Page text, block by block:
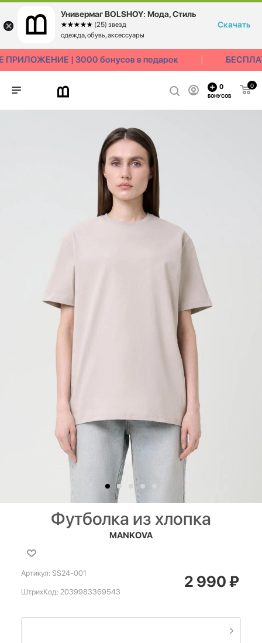
| 3000 бонусов в подарок
0
0
БОНУСОВ
Футболка из хлопка
MANKOVA
Артикул: SS24-001
ШтрихКод: 2039983369543
2 990₽
Универмаг BOLSHOY: Мода, Стиль
☆☆☆☆☆
★★★★★ (25) звезд
одежда, обувь, аксессуары
Скачать